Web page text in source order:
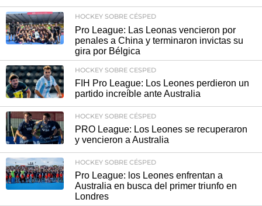
HOCKEY SOBRE CÉSPED
Pro League: Las Leonas vencieron por
penales a China y terminaron invictas su
gira por Bélgica
HOCKEY SOBRE CESPED
FIH Pro League: Los Leones perdieron un
partido increíble ante Australia
HOCKEY SOBRE CÉSPED
PRO League: Los Leones se recuperaron
y vencieron a Australia
HOCKEY SOBRE CÉSPED
Pro League: los Leones enfrentan a
Australia en busca del primer triunfo en
Londres